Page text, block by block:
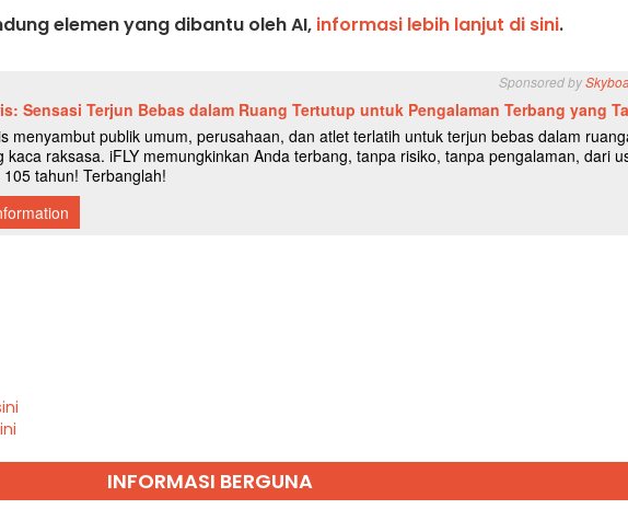
elemen yang dibantu oleh AI, informasi lebih lanjut di sini.
INFORMASI BERGUNA